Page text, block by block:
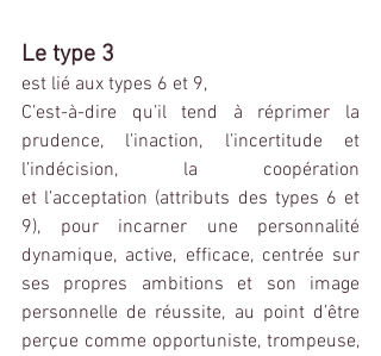
Le type 3
est lié aux types 6 et 9,
C’est-à-dire qu’il tend à réprimer la
prudence, l’inaction, l’incertitude et
l’indécision, la coopération
et l’acceptation (attributs des types 6 et
9), pour incarner une personnalité
dynamique, active, efficace, centrée sur
ses propres ambitions et son image
personnelle de réussite, au point d’être
perçue comme opportuniste, trompeuse,